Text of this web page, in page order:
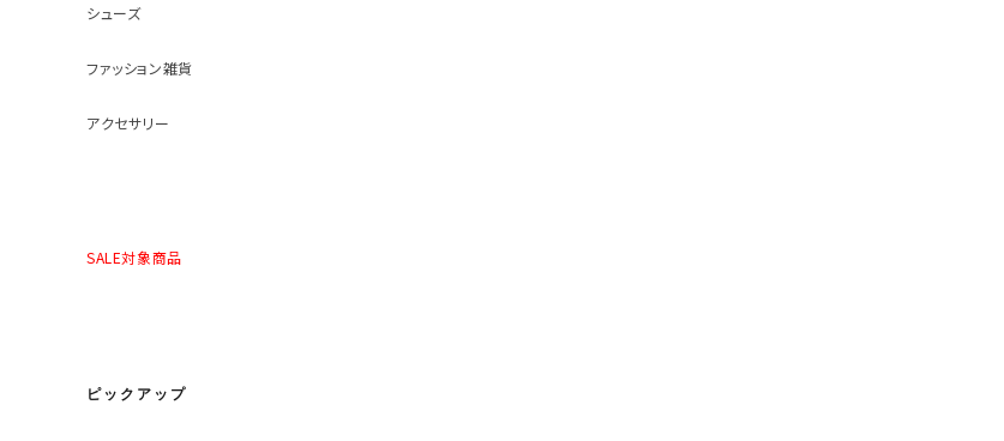
シューズ
ファッション雑貨
アクセサリー
SALE対象商品
ピックアップ